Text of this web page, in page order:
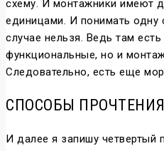
схему. И монтажники имеют
единицами. И понимать одну
случае нельзя. Ведь там
функциональные, но и
Следовательно, есть еще
СПОСОБЫ
И далее я запишу четвертый